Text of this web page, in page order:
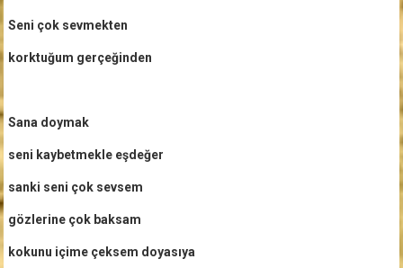
Seni çok sevmekten
korktuğum gerçeğinden
Sana doymak
seni kaybetmekle eşdeğer
sanki seni çok sevsem
gözlerine çok baksam
kokunu içime çeksem doyasıya